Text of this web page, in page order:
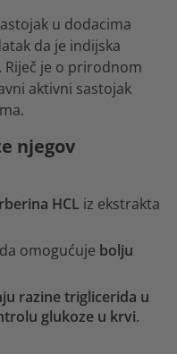
u dodacima
da je indijska
. Riječ je o prirodnom
aktivni sastojak
njegov
HCL iz ekstrakta
omogućuje bolju
razine triglicerida u
glukoze u krvi.